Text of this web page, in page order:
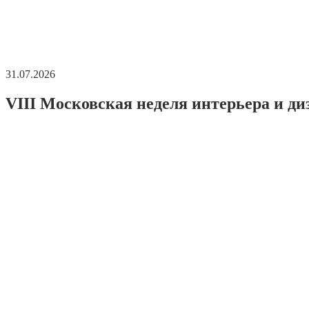
31.07.2026
VIII Московская неделя интерьера и